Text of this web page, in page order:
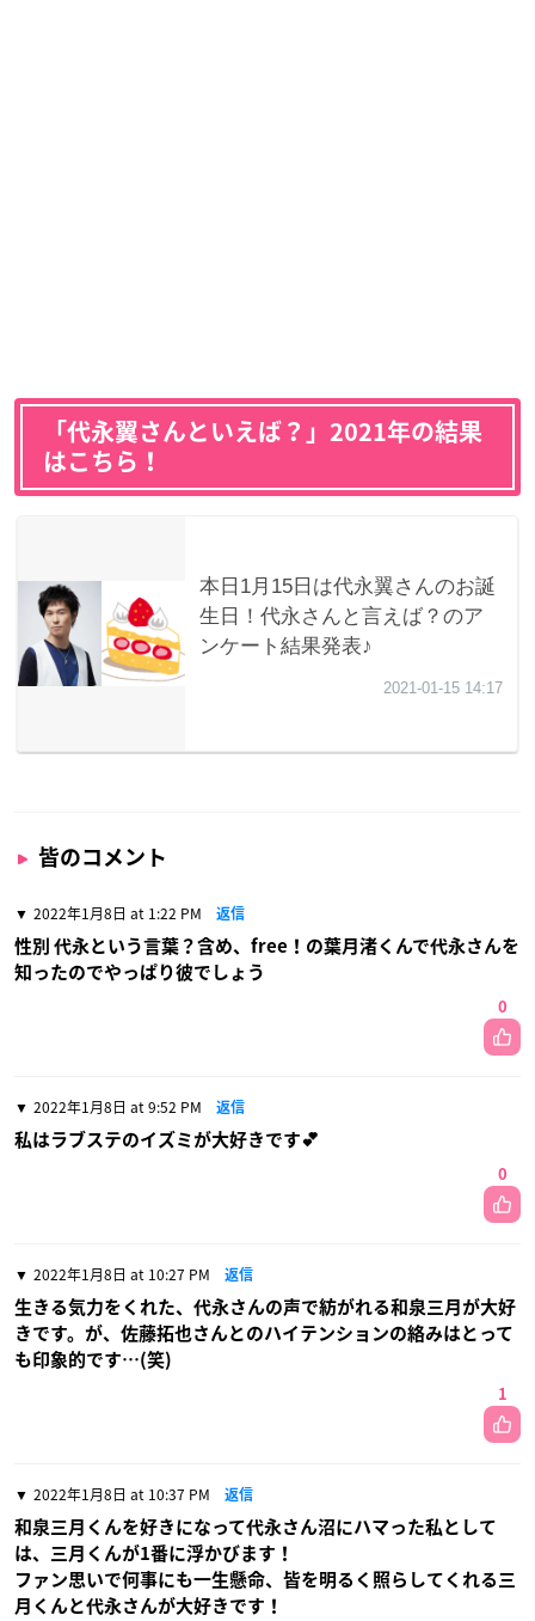
「代永翼さんといえば？」2021年の結果
はこちら！
皆のコメント
2022年1月8日 at 1:22 PM 返信
性別 代永という言葉？含め、free！の葉月渚くんで代永さんを
知ったのでやっぱり彼でしょう
0
2022年1月8日 at 9:52 PM 返信
私はラブステのイズミが大好きです💕
0
2022年1月8日 at 10:27 PM 返信
生きる気力をくれた、代永さんの声で紡がれる和泉三月が大好
きです。が、佐藤拓也さんとのハイテンションの絡みはとって
も印象的です…(笑)
1
2022年1月8日 at 10:37 PM 返信
和泉三月くんを好きになって代永さん沼にハマった私として
は、三月くんが1番に浮かびます！
ファン思いで何事にも一生懸命、皆を明るく照らしてくれる三
月くんと代永さんが大好きです！